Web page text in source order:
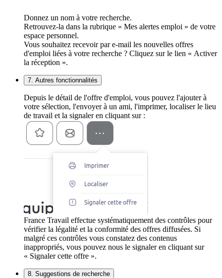
Donnez un nom à votre recherche.
Retrouvez-la dans la rubrique « Mes alertes emploi » de votre
espace personnel.
Vous souhaitez recevoir par e-mail les nouvelles offres
d'emploi liées à votre recherche ? Cliquez sur le lien « Activer
la réception ».
7. Autres fonctionnalités
Depuis le détail de l'offre d'emploi, vous pouvez l'ajouter à
votre sélection, l'envoyer à un ami, l'imprimer, localiser le lieu
de travail et la signaler en cliquant sur :
France Travail effectue systématiquement des contrôles pour
vérifier la légalité et la conformité des offres diffusées. Si
malgré ces contrôles vous constatez des contenus
inappropriés, vous pouvez nous le signaler en cliquant sur
« Signaler cette offre ».
8. Suggestions de recherche